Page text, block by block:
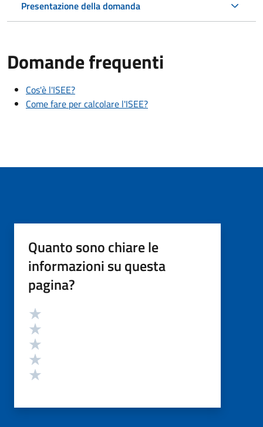
Presentazione della domanda
Domande frequenti
Cos'è l'ISEE?
Come fare per calcolare l'ISEE?
Quanto sono chiare le
informazioni su questa
pagina?
Valutazione